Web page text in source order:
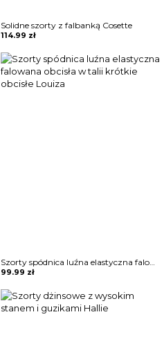
Solidne szorty z falbanką Cosette
114.99 zł
Szorty spódnica luźna elastyczna falowana obcisła w talii krótkie obcisłe Louiza
99.99 zł